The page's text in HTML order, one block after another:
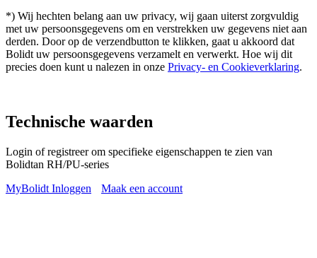
*) Wij hechten belang aan uw privacy, wij gaan uiterst zorgvuldig
met uw persoonsgegevens om en verstrekken uw gegevens niet aan
derden. Door op de verzendbutton te klikken, gaat u akkoord dat
Bolidt uw persoonsgegevens verzamelt en verwerkt. Hoe wij dit
precies doen kunt u nalezen in onze Privacy- en Cookieverklaring.
Technische waarden
Login of registreer om specifieke eigenschappen te zien van
Bolidtan RH/PU-series
MyBolidt Inloggen
Maak een account